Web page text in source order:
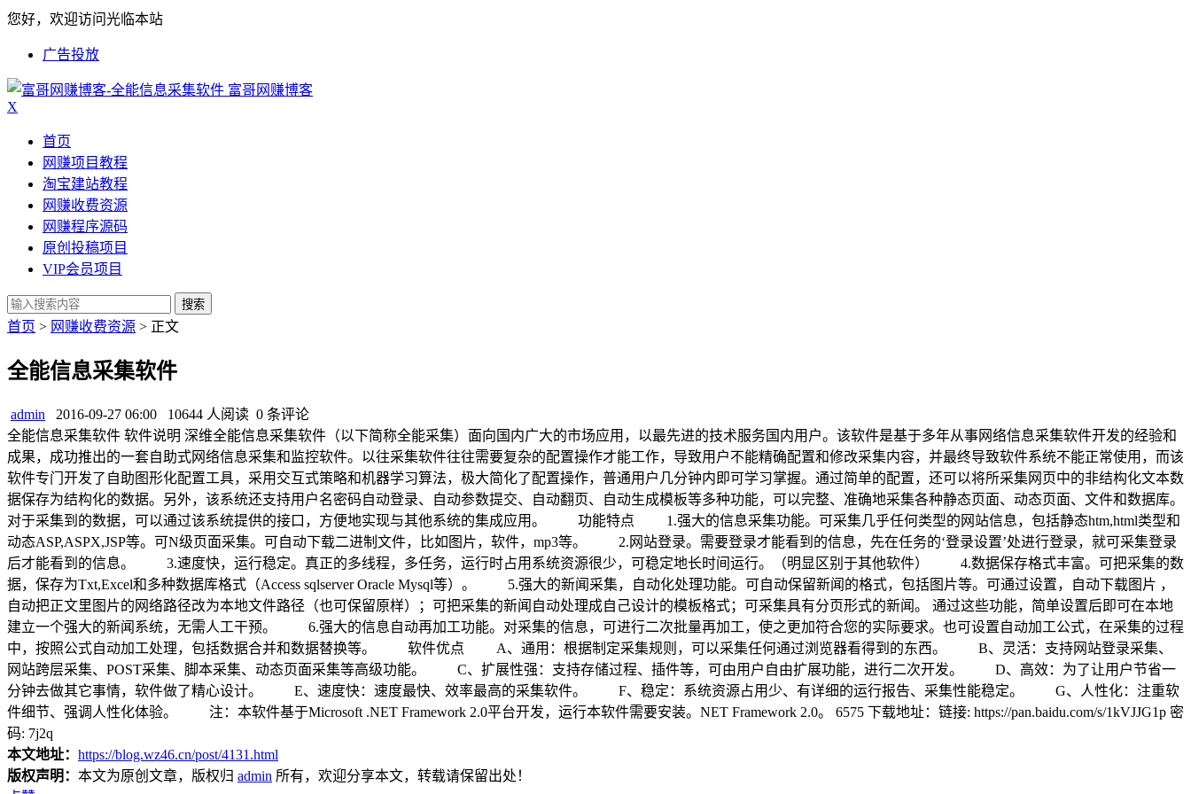
您好，欢迎访问光临本站
广告投放
富哥网赚博客
X
首页
网赚项目教程
淘宝建站教程
网赚收费资源
网赚程序源码
原创投稿项目
VIP会员项目
搜索
首页 > 网赚收费资源 > 正文
全能信息采集软件
admin 2016-09-27 06:00 10644 人阅读 0 条评论
全能信息采集软件 软件说明 深维全能信息采集软件（以下简称全能采集）面向国内广大的市场应用，以最先进的技术服务国内用户。该软件是基于多年从事网络信息采集软件开发的经验和
成果，成功推出的一套自助式网络信息采集和监控软件。以往采集软件往往需要复杂的配置操作才能工作，导致用户不能精确配置和修改采集内容，并最终导致软件系统不能正常使用，而该
软件专门开发了自助图形化配置工具，采用交互式策略和机器学习算法，极大简化了配置操作，普通用户几分钟内即可学习掌握。通过简单的配置，还可以将所采集网页中的非结构化文本数
据保存为结构化的数据。另外，该系统还支持用户名密码自动登录、自动参数提交、自动翻页、自动生成模板等多种功能，可以完整、准确地采集各种静态页面、动态页面、文件和数据库。
对于采集到的数据，可以通过该系统提供的接口，方便地实现与其他系统的集成应用。 功能特点 1.强大的信息采集功能。可采集几乎任何类型的网站信息，包括静态htm,html类型和
动态ASP,ASPX,JSP等。可N级页面采集。可自动下载二进制文件，比如图片，软件，mp3等。 2.网站登录。需要登录才能看到的信息，先在任务的‘登录设置’处进行登录，就可采集登录
后才能看到的信息。 3.速度快，运行稳定。真正的多线程，多任务，运行时占用系统资源很少，可稳定地长时间运行。（明显区别于其他软件） 4.数据保存格式丰富。可把采集的数
据，保存为Txt,Excel和多种数据库格式（Access sqlserver Oracle Mysql等）。 5.强大的新闻采集，自动化处理功能。可自动保留新闻的格式，包括图片等。可通过设置，自动下载图片 ，
自动把正文里图片的网络路径改为本地文件路径（也可保留原样）；可把采集的新闻自动处理成自己设计的模板格式；可采集具有分页形式的新闻。 通过这些功能，简单设置后即可在本地
建立一个强大的新闻系统，无需人工干预。 6.强大的信息自动再加工功能。对采集的信息，可进行二次批量再加工，使之更加符合您的实际要求。也可设置自动加工公式，在采集的过程
中，按照公式自动加工处理，包括数据合并和数据替换等。 软件优点 A、通用：根据制定采集规则，可以采集任何通过浏览器看得到的东西。 B、灵活：支持网站登录采集、
网站跨层采集、POST采集、脚本采集、动态页面采集等高级功能。 C、扩展性强：支持存储过程、插件等，可由用户自由扩展功能，进行二次开发。 D、高效：为了让用户节省一
分钟去做其它事情，软件做了精心设计。 E、速度快：速度最快、效率最高的采集软件。 F、稳定：系统资源占用少、有详细的运行报告、采集性能稳定。 G、人性化：注重软
件细节、强调人性化体验。 注：本软件基于Microsoft .NET Framework 2.0平台开发，运行本软件需要安装。NET Framework 2.0。 6575 下载地址：链接: https://pan.baidu.com/s/1kVJJG1p 密
码: 7j2q
本文地址： https://blog.wz46.cn/post/4131.html
版权声明： 本文为原创文章，版权归 admin 所有，欢迎分享本文，转载请保留出处！